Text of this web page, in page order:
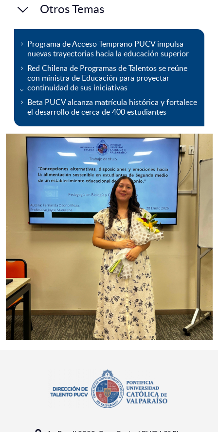
Otros Temas
Programa de Acceso Temprano PUCV impulsa
nuevas trayectorias hacia la educación superior
Red Chilena de Programas de Talentos se reúne
con ministra de Educación para proyectar
continuidad de sus iniciativas
Beta PUCV alcanza matrícula histórica y fortalece
el desarrollo de cerca de 400 estudiantes